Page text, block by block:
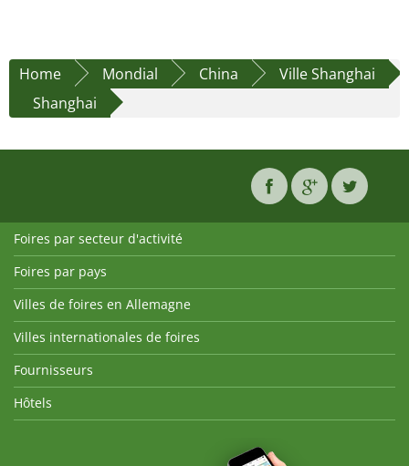
Home Mondial China
Ville Shanghai
Shanghai
Foires par secteur d'activité
Foires par pays
Villes de foires en Allemagne
Villes internationales de foires
Fournisseurs
Hôtels